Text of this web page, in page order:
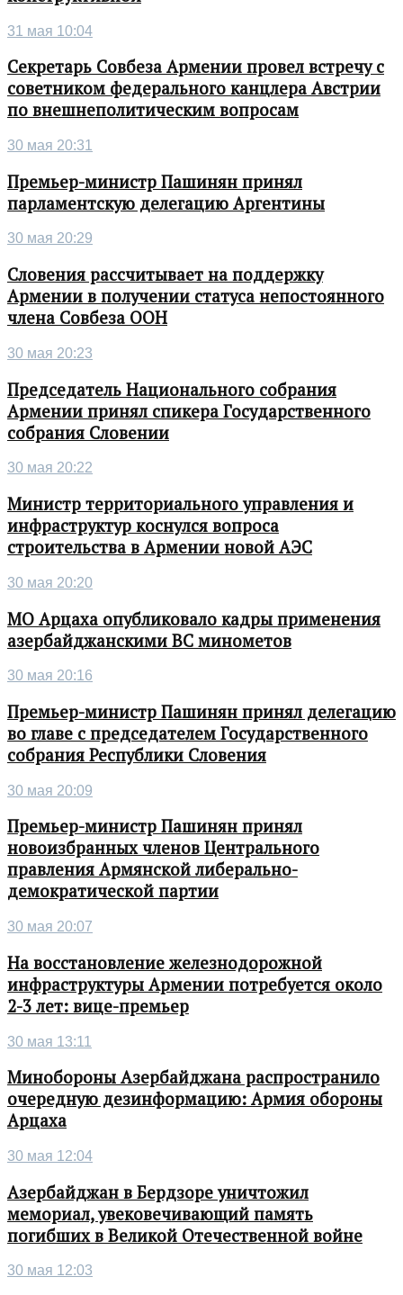
31 мая 10:04
Секретарь Совбеза Армении провел встречу с
советником федерального канцлера Австрии
по внешнеполитическим вопросам
30 мая 20:31
Премьер-министр Пашинян принял
парламентскую делегацию Аргентины
30 мая 20:29
Словения рассчитывает на поддержку
Армении в получении статуса непостоянного
члена Совбеза ООН
30 мая 20:23
Председатель Национального собрания
Армении принял спикера Государственного
собрания Словении
30 мая 20:22
Министр территориального управления и
инфраструктур коснулся вопроса
строительства в Армении новой АЭС
30 мая 20:20
МО Арцаха опубликовало кадры применения
азербайджанскими ВС минометов
30 мая 20:16
Премьер-министр Пашинян принял делегацию
во главе с председателем Государственного
собрания Республики Словения
30 мая 20:09
Премьер-министр Пашинян принял
новоизбранных членов Центрального
правления Армянской либерально-
демократической партии
30 мая 20:07
На восстановление железнодорожной
инфраструктуры Армении потребуется около
2-3 лет: вице-премьер
30 мая 13:11
Минобороны Азербайджана распространило
очередную дезинформацию: Армия обороны
Арцаха
30 мая 12:04
Азербайджан в Бердзоре уничтожил
мемориал, увековечивающий память
погибших в Великой Отечественной войне
30 мая 12:03